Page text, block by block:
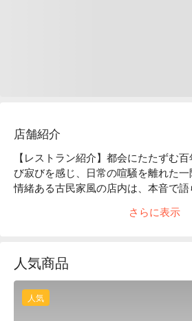
店舗紹介
【レストラン紹介】都会にたたずむ
び寂びを感じ、日常の喧騒を離れた一
情緒ある古民家風の店内は、本音で
た雰囲気は、私たちのお客様へ対する
くさんの職人達の手によって作られ
を大切にし、お客様にゆっくりくつ
やお酒を楽しんでいただきたいとい
さらに表示
人気商品
人気